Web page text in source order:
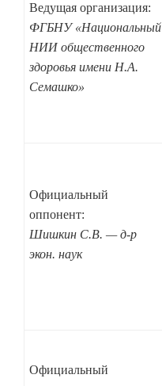
Ведущая организация:
ФГБНУ «Национальный
НИИ общественного
здоровья имени Н.А.
Семашко»
Официальный
оппонент:
Шишкин С.В. — д-р
экон. наук
Официальный